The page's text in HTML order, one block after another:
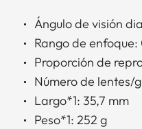
Ángulo de visión
Rango de
Proporción de
Número de lentes/
Largo*1: 35,7 mm
Peso*1: 252 g